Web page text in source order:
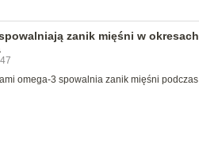
zanik mięśni w okresach
omega-3 spowalnia zanik mięśni podczas